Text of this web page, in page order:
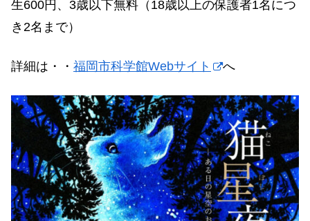
生600円、3歳以下無料（18歳以上の保護者1名につ
き2名まで）
詳細は・・ 福岡市科学館Webサイト へ